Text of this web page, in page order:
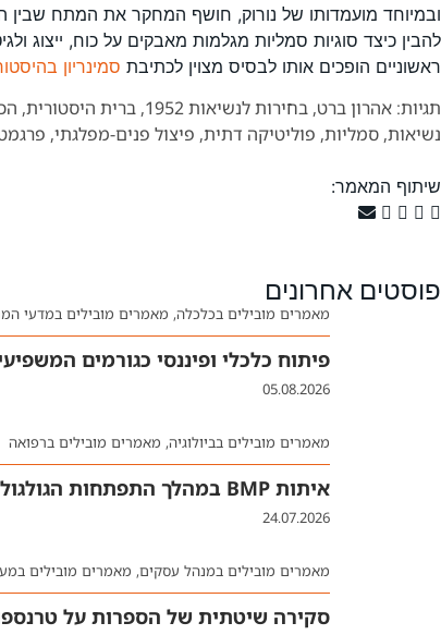
ובמיוחד מועמדותו של נורוק, חושף המחקר את המתח
להבין כיצד סוגיות סמליות מגלמות מאבקים על כוח,
ראשוניים הופכים אותו לבסיס מצוין לכתיבת סמינריון
תגיות: אהרון ברט, בחירות לנשיאות 1952 , ברית היסטורית,
נשיאות, סמליות, פוליטיקה דתית, פיצול פנים-מפלגתי,
שיתוף המאמר:
פוסטים אחרונים
מאמרים מובילים בכלכלה, מאמרים מובילים במדעי
פיתוח כלכלי ופיננסי כגורמים
05.08.2026
מאמרים מובילים בביולוגיה, מאמרים מובילים ברפואה
איתות BMP במהלך התפתחות הגולגולת והפנים: תובנות חדשות למנגנונים פתולוגיים המובילים לאנומליות קרניופציאליות
24.07.2026
מאמרים מובילים במנהל עסקים, מאמרים מובילים
סקירה שיטתית של הספרות על